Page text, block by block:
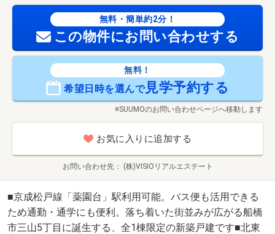
無料・簡単約2分！
この物件にお問い合わせする
無料！
希望日時を選んで見学予約する
※SUUMOのお問い合わせページへ移動します
お気に入りに追加する
お問い合わせ先 (株)VISIOリアルエステート
■京成松戸線「薬園台」駅利用可能。バス便も活用できる
ため通勤・通学にも便利。落ち着いた街並みが広がる船橋
市三山5丁目に誕生する、全1棟限定の新築戸建です■北東